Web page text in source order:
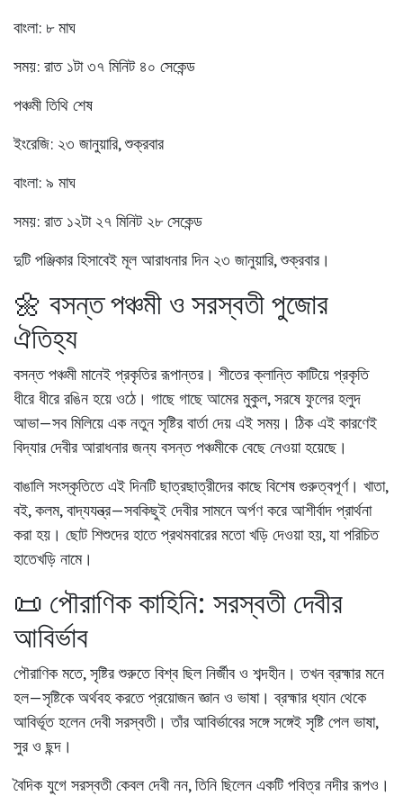
বাংলা: ৮ মাঘ
সময়: রাত ১টা ৩৭ মিনিট ৪০ সেকেন্ড
পঞ্চমী তিথি শেষ
ইংরেজি: ২৩ জানুয়ারি, শুক্রবার
বাংলা: ৯ মাঘ
সময়: রাত ১২টা ২৭ মিনিট ২৮ সেকেন্ড
দুটি পঞ্জিকার হিসাবেই মূল আরাধনার দিন ২৩ জানুয়ারি, শুক্রবার।
🌼 বসন্ত পঞ্চমী ও সরস্বতী পুজোর
ঐতিহ্য
বসন্ত পঞ্চমী মানেই প্রকৃতির রূপান্তর। শীতের ক্লান্তি কাটিয়ে প্রকৃতি
ধীরে ধীরে রঙিন হয়ে ওঠে। গাছে গাছে আমের মুকুল, সরষে ফুলের হলুদ
আভা—সব মিলিয়ে এক নতুন সৃষ্টির বার্তা দেয় এই সময়। ঠিক এই কারণেই
বিদ্যার দেবীর আরাধনার জন্য বসন্ত পঞ্চমীকে বেছে নেওয়া হয়েছে।
বাঙালি সংস্কৃতিতে এই দিনটি ছাত্রছাত্রীদের কাছে বিশেষ গুরুত্বপূর্ণ। খাতা,
বই, কলম, বাদ্যযন্ত্র—সবকিছুই দেবীর সামনে অর্পণ করে আশীর্বাদ প্রার্থনা
করা হয়। ছোট শিশুদের হাতে প্রথমবারের মতো খড়ি দেওয়া হয়, যা পরিচিত
হাতেখড়ি নামে।
📜 পৌরাণিক কাহিনি: সরস্বতী দেবীর
আবির্ভাব
পৌরাণিক মতে, সৃষ্টির শুরুতে বিশ্ব ছিল নির্জীব ও শব্দহীন। তখন ব্রহ্মার মনে
হল—সৃষ্টিকে অর্থবহ করতে প্রয়োজন জ্ঞান ও ভাষা। ব্রহ্মার ধ্যান থেকে
আবির্ভূত হলেন দেবী সরস্বতী। তাঁর আবির্ভাবের সঙ্গে সঙ্গেই সৃষ্টি পেল ভাষা,
সুর ও ছন্দ।
বৈদিক যুগে সরস্বতী কেবল দেবী নন, তিনি ছিলেন একটি পবিত্র নদীর রূপও।